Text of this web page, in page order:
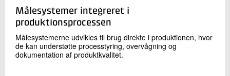
Målesystemer integreret i
produktionsprocessen
Målesystemerne udvikles til brug direkte i produktionen, hvor
de kan understøtte processtyring, overvågning og
dokumentation af produktkvalitet.